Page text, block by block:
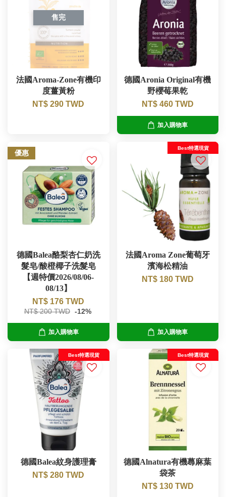
售完
法國Aroma-Zone有機印
度薑黃粉
NT$ 290 TWD
德國Aronia Original有機
野櫻莓果乾
NT$ 460 TWD
加入購物車
優惠
德國Balea酪梨杏仁奶洗
髮皂/酸橙椰子洗髮皂
【週特價2026/08/06-
08/13】
NT$ 176 TWD
NT$ 200 TWD -12%
加入購物車
Best特選現貨
法國Aroma Zone葡萄牙
濱海松精油
NT$ 180 TWD
加入購物車
Best特選現貨
德國Balea紋身護理膏
NT$ 280 TWD
Best特選現貨
德國Alnatura有機蕁麻葉
袋茶
NT$ 130 TWD